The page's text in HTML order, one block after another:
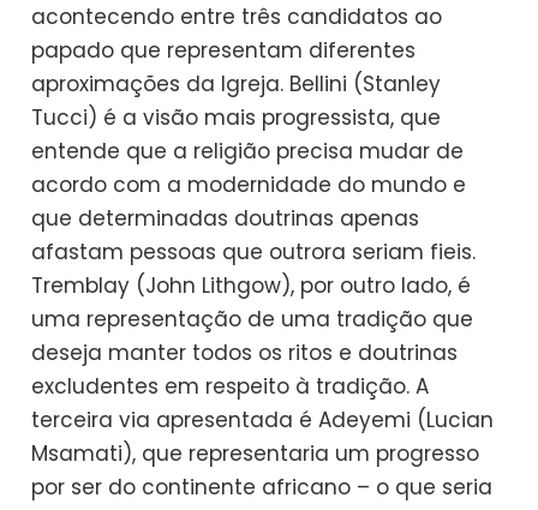
acontecendo entre três candidatos ao
papado que representam diferentes
aproximações da Igreja. Bellini (Stanley
Tucci) é a visão mais progressista, que
entende que a religião precisa mudar de
acordo com a modernidade do mundo e
que determinadas doutrinas apenas
afastam pessoas que outrora seriam fieis.
Tremblay (John Lithgow), por outro lado, é
uma representação de uma tradição que
deseja manter todos os ritos e doutrinas
excludentes em respeito à tradição. A
terceira via apresentada é Adeyemi (Lucian
Msamati), que representaria um progresso
por ser do continente africano – o que seria